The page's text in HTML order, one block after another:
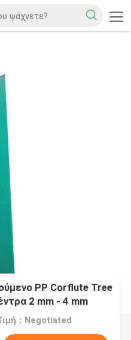
PP Corflute Tree
2 mm - 4 mm
：Negotiated